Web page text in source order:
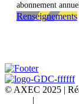
abonnement
Renseignements
© AXEC 2025 |
|